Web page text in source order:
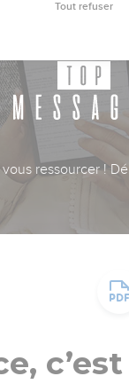
ressourcer !
c’est
Tout refuser